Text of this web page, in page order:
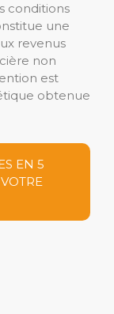
conditions
une
revenus
non
est
obtenue
EN 5